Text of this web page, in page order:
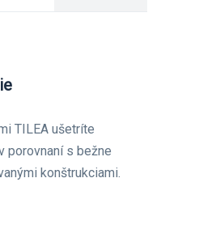
TILEA ušetríte
porovnaní s bežne
konštrukciami.